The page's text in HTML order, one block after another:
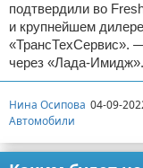
подтвердили во
и крупнейшем
«ТрансТехСервис».
через «Лада-
Нина Осипова 04-09-
Автомобили